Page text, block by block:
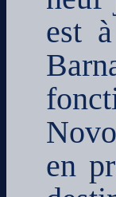
est
en